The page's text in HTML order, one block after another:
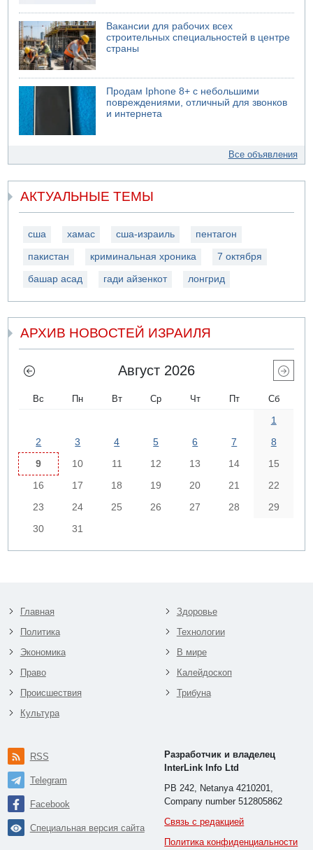
Вакансии для рабочих всех
строительных специальностей в центре
страны
Продам Iphone 8+ с небольшими
повреждениями, отличный для звонков
и интернета
Все объявления
АКТУАЛЬНЫЕ ТЕМЫ
сша хамас сша-израиль пентагон
пакистан криминальная хроника 7 октября
башар асад гади айзенкот лонгрид
АРХИВ НОВОСТЕЙ ИЗРАИЛЯ
Август 2026
Вс Пн Вт Ср Чт Пт Сб
1
2
3 4 5 6 7
8
9
10 11 12 13 14
15
16
17 18 19 20 21
22
23
24 25 26 27 28
29
30
31
Главная
Политика
Экономика
Право
Происшествия
Культура
Здоровье
Технологии
В мире
Калейдоскоп
Трибуна
RSS
Telegram
Facebook
Специальная версия сайта
Разработчик и владелец
InterLink Info Ltd
PB 242, Netanya 4210201,
Company number 512805862
Связь с редакцией
Политика конфиденциальности